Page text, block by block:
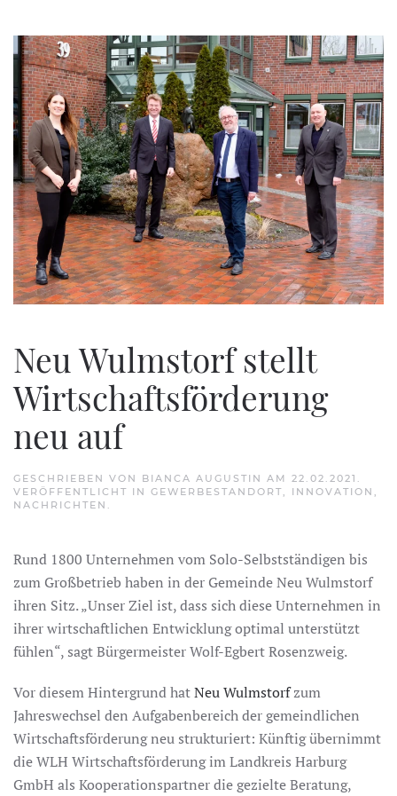
Zum Hauptinhalt springen
Neu Wulmstorf stellt
Wirtschaftsförderung
neu auf
GESCHRIEBEN VON BIANCA AUGUSTIN AM 22.02.2021 .
VERÖFFENTLICHT IN GEWERBESTANDORT, INNOVATION ,
NACHRICHTEN .
Rund 1800 Unternehmen vom Solo-Selbstständigen bis
zum Großbetrieb haben in der Gemeinde Neu Wulmstorf
ihren Sitz. „Unser Ziel ist, dass sich diese Unternehmen in
ihrer wirtschaftlichen Entwicklung optimal unterstützt
fühlen“, sagt Bürgermeister Wolf-Egbert Rosenzweig.
Vor diesem Hintergrund hatNeu Wulmstorfzum
Jahreswechsel den Aufgabenbereich der gemeindlichen
Wirtschaftsförderung neu strukturiert: Künftig übernimmt
die WLH Wirtschaftsförderung im Landkreis Harburg
GmbH als Kooperationspartner die gezielte Beratung,